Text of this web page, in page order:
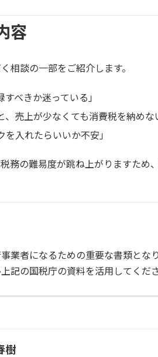
容
相談の一部をご紹介します。
すべきか迷っている」
、売上が少なくても消費税を納めな
を入れたらいいか不安」
務の難易度が跳ね上がりますため、
業者になるための重要な書類となり
記の国税庁の資料を活用してくださ
樹